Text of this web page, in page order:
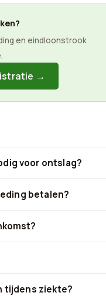
en eindloonstrook
→
voor ontslag?
betalen?
tijdens ziekte?